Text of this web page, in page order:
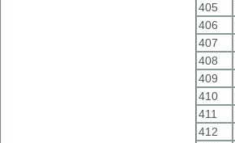
405
406
407
408
409
410
411
412